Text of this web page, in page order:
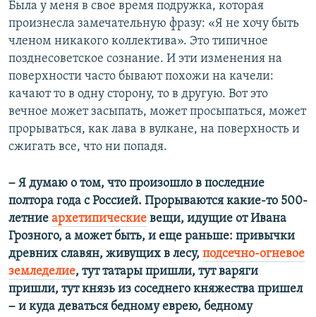
Была у меня в свое время подружка, которая
произнесла замечательную фразу: «Я не хочу быть
членом никакого коллектива». Это типичное
позднесоветское сознание. И эти изменения на
поверхности часто бывают похожи на качели:
качают то в одну сторону, то в другую. Вот это
вечное может засыпать, может просыпаться, может
прорываться, как лава в вулкане, на поверхность и
сжигать все, что ни попадя.
– Я думаю о том, что произошло в последние
полтора года с Россией. Прорываются какие-то 500-
летние архетипические вещи, идущие от Ивана
Грозного, а может быть, и еще раньше: привычки
древних славян, живущих в лесу, подсечно-огневое
земледелие, тут татары пришли, тут варяги
пришли, тут князь из соседнего княжества пришел
– и куда деваться бедному еврею, бедному